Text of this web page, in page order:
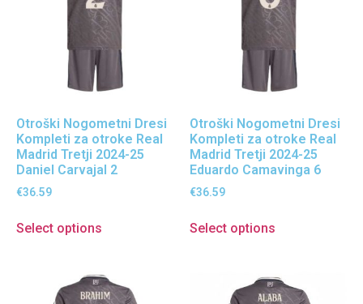
Otroški Nogometni Dresi
Kompleti za otroke Real
Madrid Tretji 2024-25
Daniel Carvajal 2
€36.59
Select options
Otroški Nogometni Dresi
Kompleti za otroke Real
Madrid Tretji 2024-25
Eduardo Camavinga 6
€36.59
Select options